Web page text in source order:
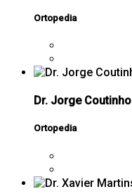
Ortopedia
Dr. Jorge Coutinho
Ortopedia